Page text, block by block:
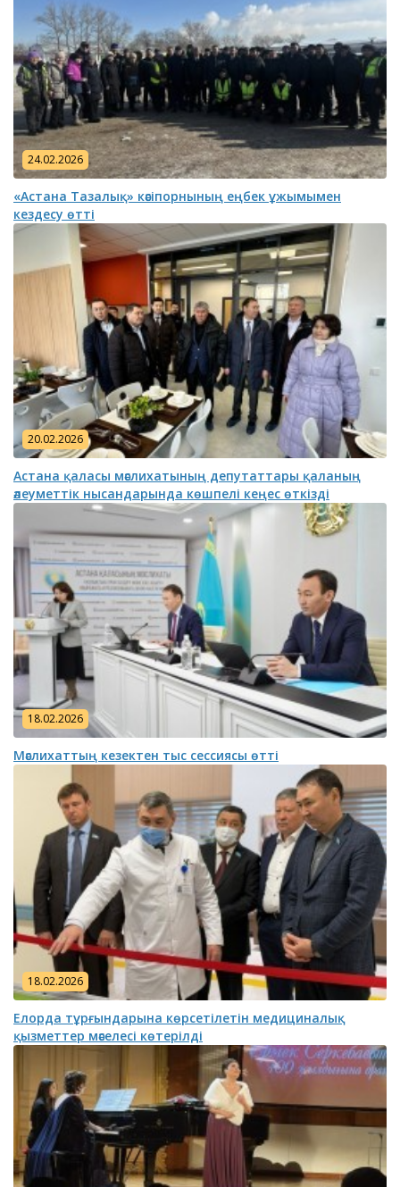
24.02.2026
«Астана Тазалық» кәсіпорнының еңбек ұжымымен
кездесу өтті
20.02.2026
Астана қаласы мәслихатының депутаттары қаланың
әлеуметтік нысандарында көшпелі кеңес өткізді
18.02.2026
Мәслихаттың кезектен тыс сессиясы өтті
18.02.2026
Елорда тұрғындарына көрсетілетін медициналық
қызметтер мәселесі көтерілді